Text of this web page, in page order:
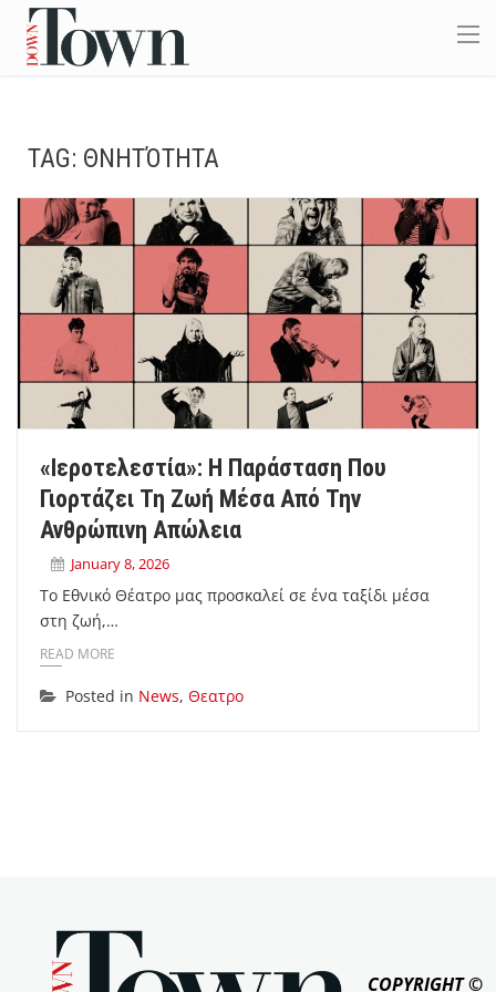
TAG: ΘΝΗΤΌΤΗΤΑ
«Ιεροτελεστία»: Η Παράσταση Που
Γιορτάζει Τη Ζωή Μέσα Από Την
Ανθρώπινη Απώλεια
January 8, 2026
Το Εθνικό Θέατρο μας προσκαλεί σε ένα ταξίδι μέσα
στη ζωή,…
READ MORE
Posted in News, Θεατρο
COPYRIGHT ©